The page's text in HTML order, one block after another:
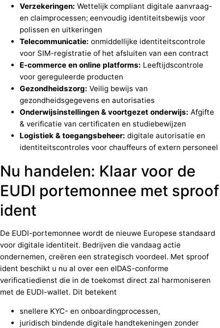
Verzekeringen: Wettelijk compliant digitale aanvraag-
en claimprocessen; eenvoudig identiteitsbewijs voor
polissen en uitkeringen
Telecommunicatie: onmiddellijke identiteitscontrole
voor SIM-registratie of het afsluiten van een contract
E-commerce en online platforms: Leeftijdscontrole
voor gereguleerde producten
Gezondheidszorg: Veilig bewijs van
gezondheidsgegevens en autorisaties
Onderwijsinstellingen & voortgezet onderwijs: Afgifte
& verificatie van certificaten en studiebewijzen
Logistiek & toegangsbeheer: digitale autorisatie en
identiteitscontroles voor chauffeurs of extern personeel
Nu handelen: Klaar voor de
EUDI portemonnee met sproof
ident
De EUDI-portemonnee wordt de nieuwe Europese standaard
voor digitale identiteit. Bedrijven die vandaag actie
ondernemen, creëren een strategisch voordeel. Met sproof
ident beschikt u nu al over een eIDAS-conforme
verificatiedienst die in de toekomst direct zal harmoniseren
met de EUDI-wallet. Dit betekent
snellere KYC- en onboardingprocessen,
juridisch bindende digitale handtekeningen zonder